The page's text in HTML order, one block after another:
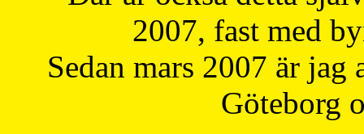
2007, fast med
Sedan mars 2007 är
Göteborg